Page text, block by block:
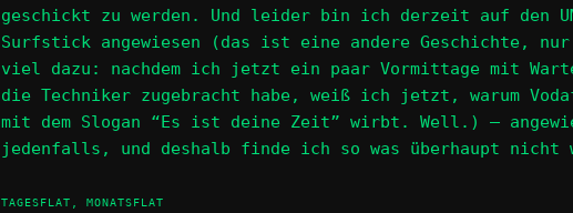
geschickt zu werden. Und leider bin ich derzeit auf den
Surfstick angewiesen (das ist eine andere Geschichte, nur
viel dazu: nachdem ich jetzt ein paar Vormittage mit
die Techniker zugebracht habe, weiß ich jetzt, warum
mit dem Slogan “Es ist deine Zeit” wirbt. Well.) –
jedenfalls, und deshalb finde ich so was überhaupt nicht
TAGESFLAT, MONATSFLAT